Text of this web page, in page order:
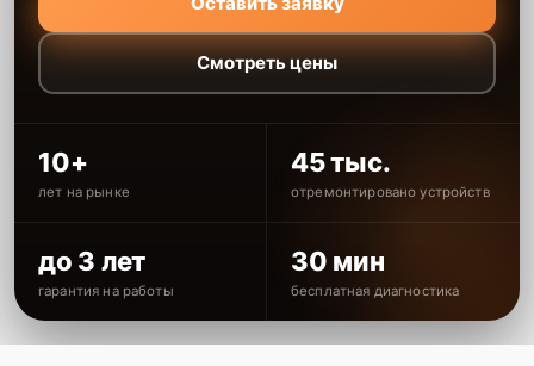
Смотреть цены
10+
лет на рынке
45 тыс.
отремонтировано устройств
до 3 лет
гарантия на работы
30 мин
бесплатная диагностика